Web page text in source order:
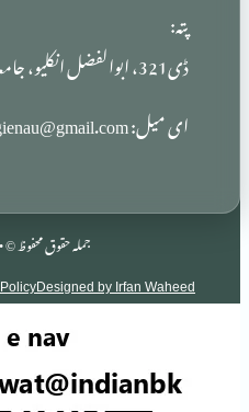
Designed by
Privacy Policy
Disclaimer